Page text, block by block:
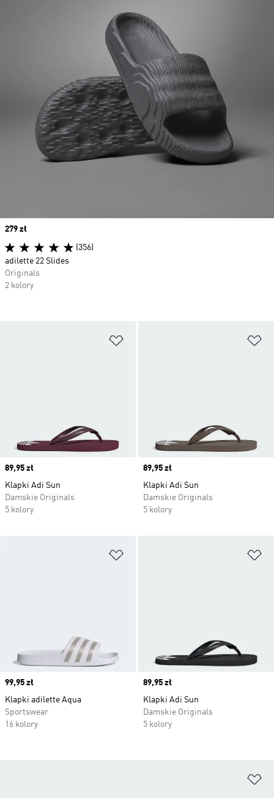
Price
89,95 zł
Klapki Adi Sun
Damskie Originals
5 kolory
Price
89,95 zł
Klapki Adi Sun
Damskie Originals
5 kolory
Price
99,95 zł
Klapki adilette Aqua
Sportswear
16 kolory
Price
89,95 zł
Klapki Adi Sun
Damskie Originals
5 kolory
Price
279 zł
(356)
adilette 22 Slides
Originals
2 kolory